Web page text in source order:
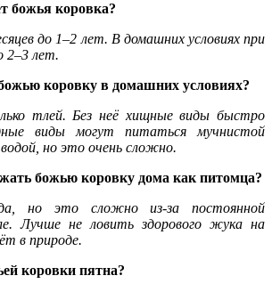
божья коровка?
до 1–2 лет. В домашних условиях при
2–3 лет.
коровку в домашних условиях?
тлей. Без неё хищные виды быстро
виды могут питаться мучнистой
но это очень сложно.
божью коровку дома как питомца?
но это сложно из-за постоянной
Лучше не ловить здорового жука на
в природе.
коровки пятна?